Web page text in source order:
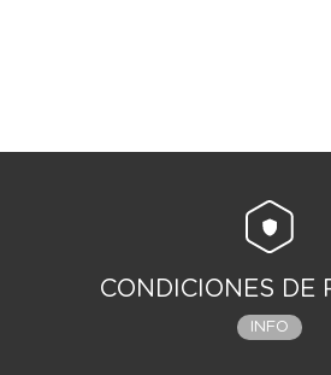
CONDICIONES DE
INFO